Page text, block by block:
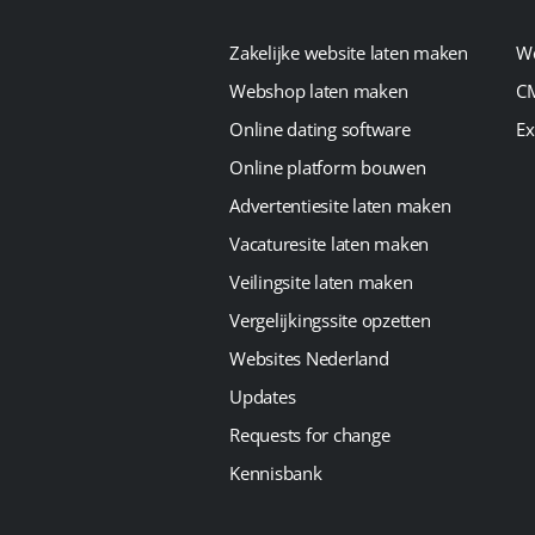
Zakelijke website laten maken
Webshop laten maken
Online dating software
Online platform bouwen
Advertentiesite laten maken
Vacaturesite laten maken
Veilingsite laten maken
Vergelijkingssite opzetten
Websites Nederland
Updates
Requests for change
Kennisbank